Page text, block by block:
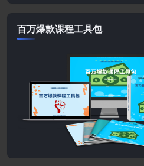
百万爆款课程工具包